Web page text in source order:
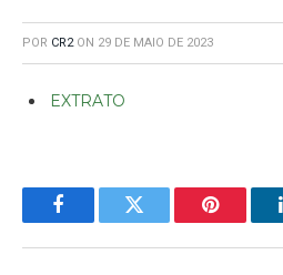
POR CR2 ON 29 DE MAIO DE 2023
EXTRATO
FacebookTwitter Pinterest